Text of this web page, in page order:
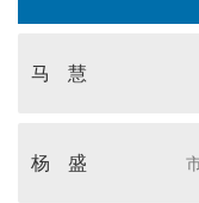
马 慧
杨 盛